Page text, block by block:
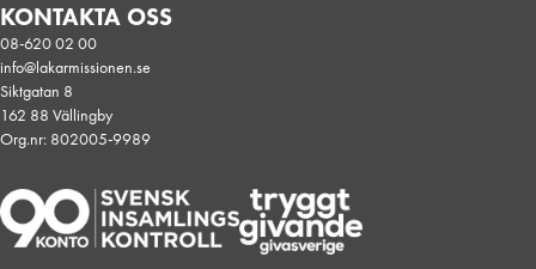
KONTAKTA OSS
08-620 02 00
info@lakarmissionen.se
Siktgatan 8
162 88 Vällingby
Org.nr: 802005-9989